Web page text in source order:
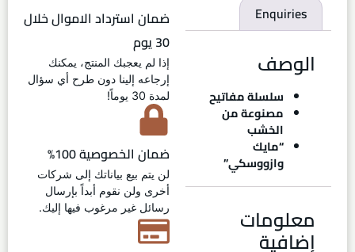
Enquiries
الوصف
سلسلة مفاتيح
مصنوعة من
الخشب
“مايك
وازووسكي”
معلومات
إضافية
ضمان استرداد الاموال خلال
30 يوم
إذا لم يعجبك المنتج، يمكنك
إرجاعه إلينا دون طرح أي سؤال
لمدة 30 يوماً!
ضمان الخصوصية 100%
لن يتم بيع بياناتك إلى شركات
أخرى ولن نقوم أبداً بإرسال
رسائل غير مرغوب فيها إليك.